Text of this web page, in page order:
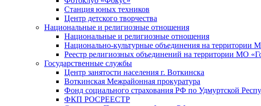
Станция юных техников
Центр детского творчества
Национальные и религиозные отношения
Национальные и религиозные отношения
Национально-культурные объединения на территории
Реестр религиозных объединений на территории МО
Государственные службы
Центр занятости населения г. Воткинска
Воткинская Межрайонная прокуратура
Фонд социального страхования РФ по Удмуртской
ФКП РОСРЕЕСТР